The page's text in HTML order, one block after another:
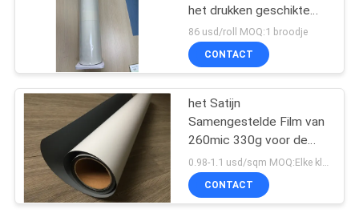
SITEMAP
PRIVACY
POLICY
Zelfklevende
Vinylsticker
81
het drukken geschikte
Eco de Oplosbare
Vinylfilm/het Document
voor Donker Kleuren
86 usd/roll MOQ:1 broodje
CONTACT
het Satijn
Samengestelde Film van
260mic 330g voor de
Tribunes van het
Vertoningsop een hoger
niveau weergeven
0.98-1.1 usd/sqm MOQ:Elke kleur 20 broodjes
CONTACT